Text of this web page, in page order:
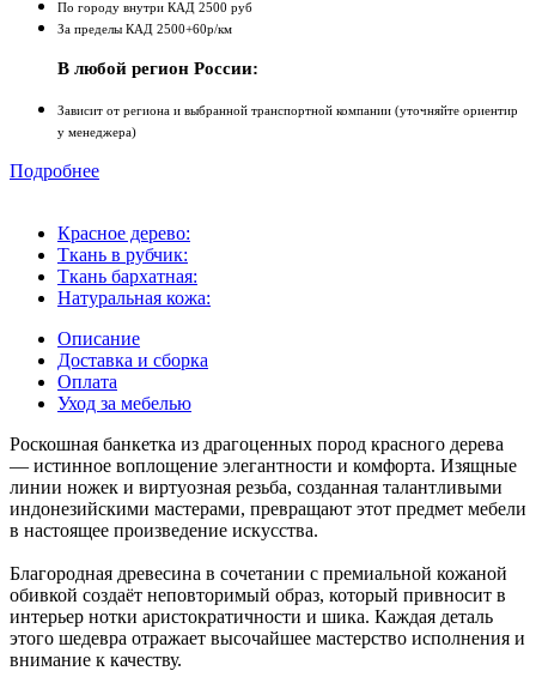
По городу внутри КАД 2500 руб
За пределы КАД 2500+60р/км
В любой регион России:
Зависит от региона и выбранной транспортной компании (уточняйте ориентир
у менеджера)
Подробнее
Красное дерево:
Ткань в рубчик:
Ткань бархатная:
Натуральная кожа:
Описание
Доставка и сборка
Оплата
Уход за мебелью
Роскошная банкетка из драгоценных пород красного дерева
— истинное воплощение элегантности и комфорта. Изящные
линии ножек и виртуозная резьба, созданная талантливыми
индонезийскими мастерами, превращают этот предмет мебели
в настоящее произведение искусства.
Благородная древесина в сочетании с премиальной кожаной
обивкой создаёт неповторимый образ, который привносит в
интерьер нотки аристократичности и шика. Каждая деталь
этого шедевра отражает высочайшее мастерство исполнения и
внимание к качеству.